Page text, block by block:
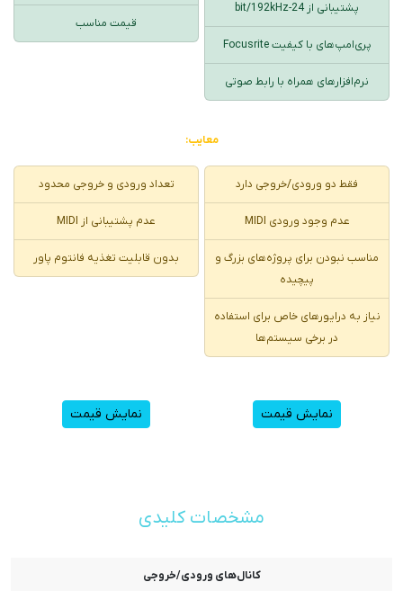
پشتیبانی از 24-bit/192kHz
پری‌امپ‌های با کیفیت Focusrite
نرم‌افزارهای همراه با رابط صوتی
قیمت مناسب
معایب:
فقط دو ورودی/خروجی دارد
عدم وجود ورودی MIDI
مناسب نبودن برای پروژه‌های بزرگ و
پیچیده
نیاز به درایورهای خاص برای استفاده
در برخی سیستم‌ها
تعداد ورودی و خروجی محدود
عدم پشتیبانی از MIDI
بدون قابلیت تغذیه فانتوم پاور
نمایش قیمت نمایش قیمت
مشخصات کلیدی
کانال‌های ورودی/خروجی